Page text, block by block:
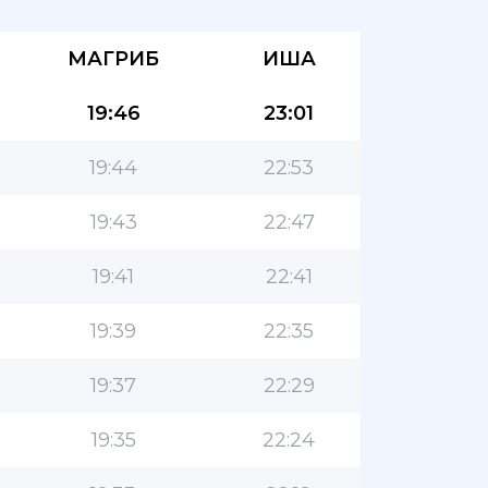
МАГРИБ ИША
19:46 23:01
19:44 22:53
19:43 22:47
19:41 22:41
19:39 22:35
19:37 22:29
19:35 22:24